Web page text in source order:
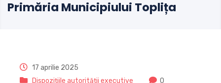
Primăria Municipiului Toplița
17 aprilie 2025
Dispozițiile autorității executive
0